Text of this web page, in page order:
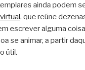
ainda podem
, que reúne
escrever alguma
se animar, a partir
útil.